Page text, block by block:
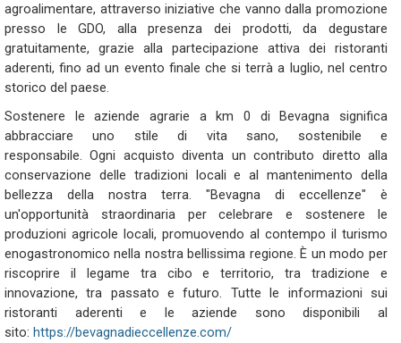
agroalimentare, attraverso iniziative che vanno dalla promozione
presso le GDO, alla presenza dei prodotti, da degustare
gratuitamente, grazie alla partecipazione attiva dei ristoranti
aderenti, fino ad un evento finale che si terrà a luglio, nel centro
storico del paese.
Sostenere le aziende agrarie a km 0 di Bevagna significa
abbracciare uno stile di vita sano, sostenibile e
responsabile. Ogni acquisto diventa un contributo diretto alla
conservazione delle tradizioni locali e al mantenimento della
bellezza della nostra terra. "Bevagna di eccellenze" è
un'opportunità straordinaria per celebrare e sostenere le
produzioni agricole locali, promuovendo al contempo il turismo
enogastronomico nella nostra bellissima regione. È un modo per
riscoprire il legame tra cibo e territorio, tra tradizione e
innovazione, tra passato e futuro. Tutte le informazioni sui
ristoranti aderenti e le aziende sono disponibili al
sito: https://bevagnadieccellenze.com/